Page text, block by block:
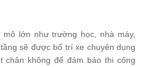
lớn như trường học, nhà máy,
sẽ được bố trí xe chuyên dụng
chân không để đảm bảo thi công